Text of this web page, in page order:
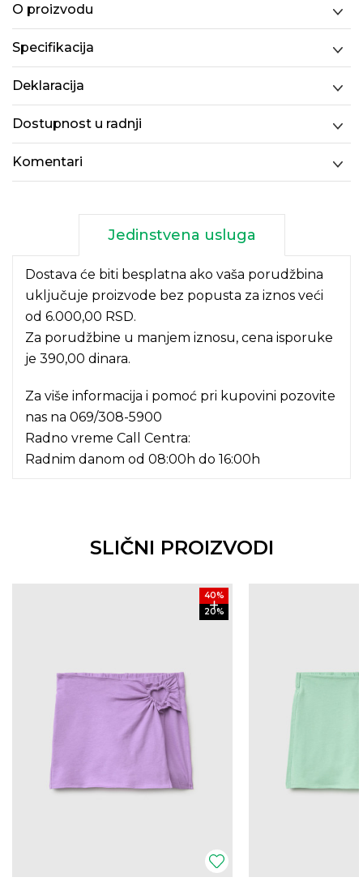
O proizvodu
Specifikacija
Deklaracija
Dostupnost u radnji
Komentari
Jedinstvena usluga
Dostava će biti besplatna ako vaša porudžbina
uključuje proizvode bez popusta za iznos veći
od 6.000,00 RSD.
Za porudžbine u manjem iznosu, cena isporuke
je 390,00 dinara.
Za više informacija i pomoć pri kupovini pozovite
nas na 069/308-5900
Radno vreme Call Centra:
Radnim danom od 08:00h do 16:00h
SLIČNI PROIZVODI
40%
20%